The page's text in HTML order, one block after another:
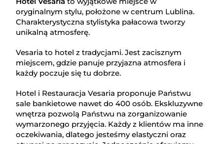
oryginalnym stylu, położone w centrum Lublina.
Charakterystyczna stylistyka pałacowa tworzy
unikalną atmosferę.
Vesaria to hotel z tradycjami. Jest zacisznym
miejscem, gdzie panuje przyjazna atmosfera i
każdy poczuje się tu dobrze.
Hotel i Restauracja Vesaria proponuje Państwu
sale bankietowe nawet do 400 osób. Ekskluzywne
wnętrza pozwolą Państwu na zorganizowanie
wymarzonego przyjęcia. Każdy z klientów ma inne
oczekiwania, dlatego jesteśmy elastyczni oraz